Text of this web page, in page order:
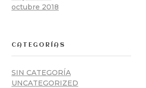
octubre 2018
CATEGORÍAS
SIN CATEGORÍA
UNCATEGORIZED